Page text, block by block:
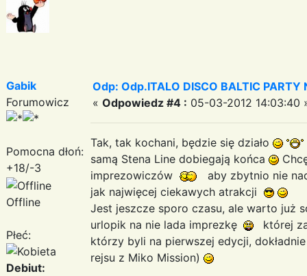
Gabik
Forumowicz
Pomocna dłoń:
+18/-3
Offline
Płeć:
Debiut:
Odp: Odp.ITALO DISCO BALTIC PARTY
« Odpowiedz #4 : 05-03-2012 14:03:40
Tak, tak kochani, będzie się działo
samą Stena Line dobiegają końca
imprezowiczów
aby zbytnio nie
jak najwięcej ciekawych atrakcji
Jest jeszcze sporo czasu, ale warto już
urlopik na nie lada imprezkę
której
którzy byli na pierwszej edycji,
rejsu z Miko Mission)